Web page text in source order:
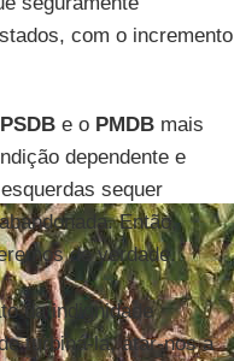
com o incremento
PSDBe o PMDBmais
dependente e
sequer
Então,
de verdade.
da indignidade
turbiná-la, atar-nos a